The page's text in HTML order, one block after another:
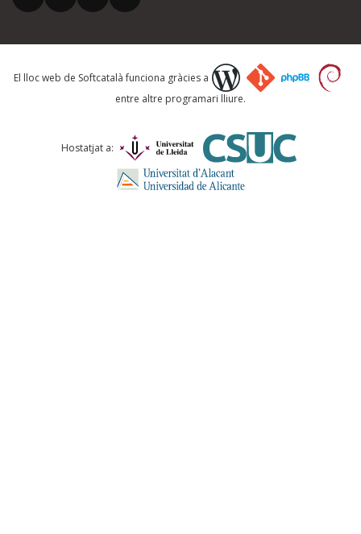
Què proposeu?
Comentari *
El lloc web de Softcatalà funciona gràcies a
entre altre programari lliure.
Hostatjat a: